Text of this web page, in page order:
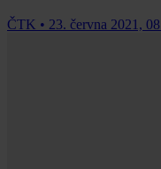
ČTK • 23. června 2021,